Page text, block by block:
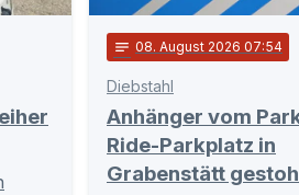
notes 08. August 2026 07:54
Diebstahl
Anhänger vom
Ride-Parkplatz in
Grabenstätt